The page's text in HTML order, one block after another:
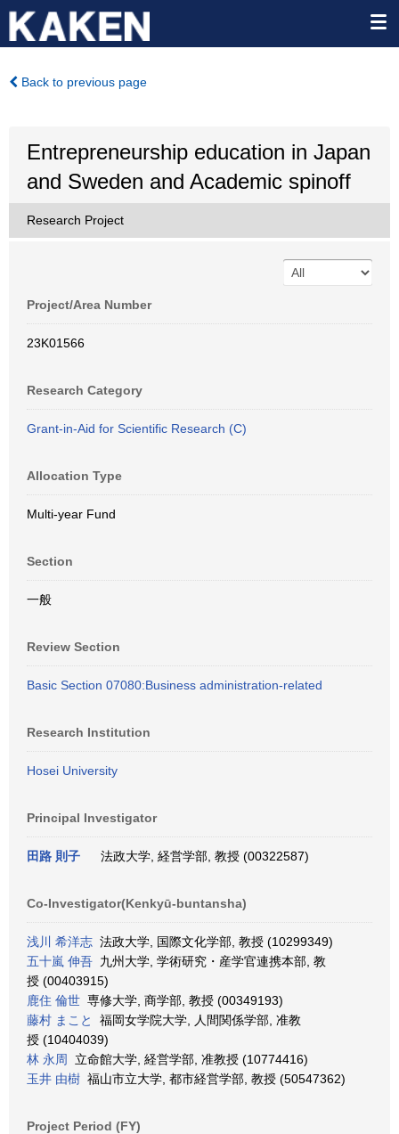
Back to previous page
Entrepreneurship education in Japan
and Sweden and Academic spinoff
Research Project
Project/Area Number
23K01566
Research Category
Grant-in-Aid for Scientific Research (C)
Allocation Type
Multi-year Fund
Section
一般
Review Section
Basic Section 07080:Business administration-related
Research Institution
Hosei University
Principal Investigator
田路 則子 法政大学, 経営学部, 教授 (00322587)
Co-Investigator(Kenkyū-buntansha)
浅川 希洋志 法政大学, 国際文化学部, 教授 (10299349)
五十嵐 伸吾 九州大学, 学術研究・産学官連携本部, 教
授 (00403915)
鹿住 倫世 専修大学, 商学部, 教授 (00349193)
藤村 まこと
福岡女学院大学, 人間関係学部, 准教
授 (10404039)
林 永周
立命館大学, 経営学部, 准教授 (10774416)
玉井 由樹 福山市立大学, 都市経営学部, 教授 (50547362)
Project Period (FY)